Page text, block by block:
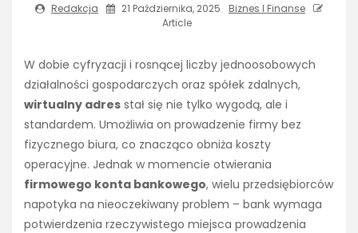
Redakcja 21 Października, 2025
Biznes I Finanse
Article
W dobie cyfryzacji i rosnącej liczby jednoosobowych
działalności gospodarczych oraz spółek zdalnych,
wirtualny adres stał się nie tylko wygodą, ale i
standardem. Umożliwia on prowadzenie firmy bez
fizycznego biura, co znacząco obniża koszty
operacyjne. Jednak w momencie otwierania
firmowego konta bankowego, wielu przedsiębiorców
napotyka na nieoczekiwany problem – bank wymaga
potwierdzenia rzeczywistego miejsca prowadzenia